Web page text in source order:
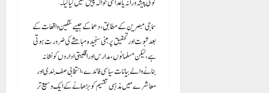
کوئی پیشہ ورانہ یا عدالتی حوالہ پیش نہیں کیا گیا۔
سماجی مبصرین کے مطابق، دھماکے جیسے سنگین واقعات کے
بعد ثبوت اور تحقیق پر مبنی سنجیدہ مباحثے کی ضرورت ہوتی
ہے، لیکن مسلمانوں، مدارس اور اقلیتی اداروں کو نشانہ
بنانے والے بیانات سیاسی فائدے، انتخابی صف بندی اور
معاشرے میں مذہبی تقسیم کو بڑھانے کے ایک وسیع تر